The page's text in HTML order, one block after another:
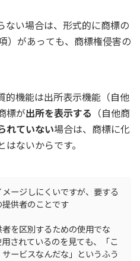
ない場合は、形式的に商標の
）があっても、商標権侵害の
的機能は出所表示機能（自他
標が出所を表示する （自他商
れていない場合は、商標に化
ないからです。
ージしにくいですが、要する
供者のことです
を区別するための使用でな
されているのを見ても、「こ
ービスなんだな」というふう